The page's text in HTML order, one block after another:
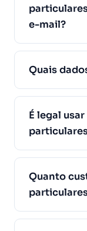
e-mail?
Quais
É legal
Quanto